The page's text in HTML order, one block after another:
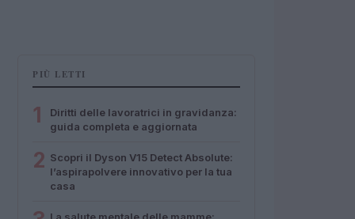
PIÙ LETTI
1
Diritti delle lavoratrici in gravidanza:
guida completa e aggiornata
2 Scopri il Dyson V15 Detect Absolute:
l’aspirapolvere innovativo per la tua
casa